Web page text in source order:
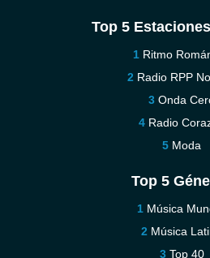
Top 5
Ritmo
Radio RPP
Onda
Radio
Moda
Top 5
Música
Música
Top 40